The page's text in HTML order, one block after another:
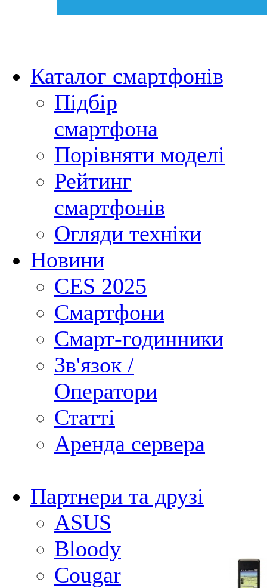
Каталог смартфонів
Підбір
смартфона
Порівняти моделі
Рейтинг
смартфонів
Огляди техніки
Новини
CES 2025
Смартфони
Смарт-годинники
Зв'язок /
Оператори
Статті
Аренда сервера
Партнери та друзі
ASUS
Bloody
Cougar